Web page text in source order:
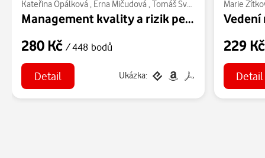
Kateřina Opálková , Erna Mičudová , Tomáš Svoboda Jaroslava
Management kvality a rizik perioperační péče
280 Kč / 448 bodů
Detail Ukázka:
Marie
229
Detail